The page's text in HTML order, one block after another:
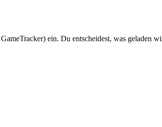
ein. Du entscheidest, was geladen